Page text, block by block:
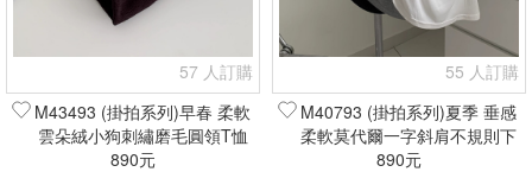
57 人訂購
M43493 (掛拍系列)早春 柔軟
雲朵絨小狗刺繡磨毛圓領T恤
(現貨+預購)
890元
55 人訂購
M40793 (掛拍系列)夏季 垂感
柔軟莫代爾一字斜肩不規則下
擺T恤(現貨+預購)
890元